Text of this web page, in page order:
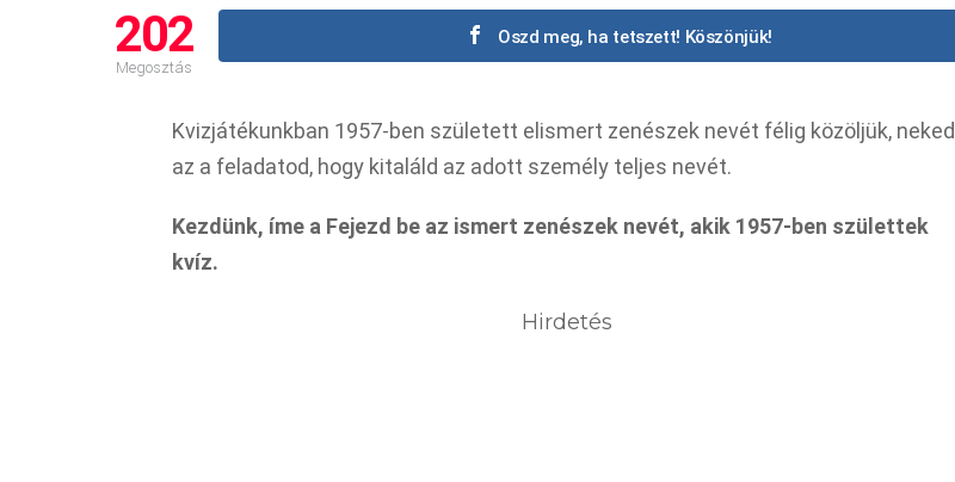
202
Megosztás
Oszd meg, ha tetszett! Köszönjük!
Kvizjátékunkban 1957-ben született elismert zenészek nevét félig közöljük, neked
az a feladatod, hogy kitaláld az adott személy teljes nevét.
Kezdünk, íme a Fejezd be az ismert zenészek nevét, akik 1957-ben születtek
kvíz.
Hirdetés